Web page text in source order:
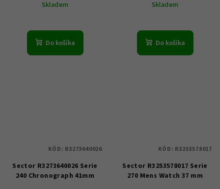
Skladem
Do košíka
Skladem
Do košíka
Sector R3273640026 Serie
240 Chronograph 41mm
KÓD: R3273640026
Sector R3253578017 Serie
270 Mens Watch 37 mm
KÓD: R3253578017